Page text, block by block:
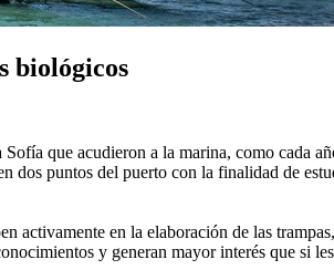
biológicos
que acudieron a la marina, como cada
dos puntos del puerto con la finalidad de
activamente en la elaboración de las
y generan mayor interés que si